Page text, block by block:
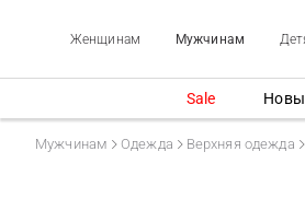
Женщинам Мужчинам
Sale
Мужчинам Одежда Верхняя одежда